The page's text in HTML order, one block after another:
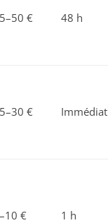
€ 48 h
€ Immédiat
€ 1 h